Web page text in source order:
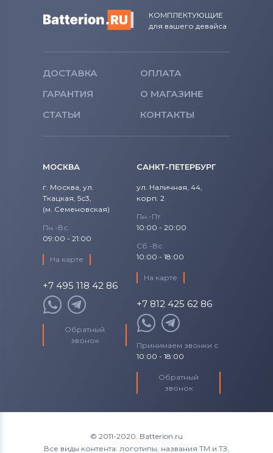
КОМПЛЕКТУЮЩИЕ
для вашего девайса
ДОСТАВКА
ОПЛАТА
ГАРАНТИЯ
О МАГАЗИНЕ
СТАТЬИ
КОНТАКТЫ
МОСКВА
г. Москва, ул.
Ткацкая, 5с3,
(м. Семеновская)
Пн.-Вс.
09:00 - 21:00
На карте
+7 495 118 42 86
Обратный
звонок
САНКТ-ПЕТЕРБУРГ
ул. Наличная, 44,
корп. 2
Пн.-Пт.
10:00 - 20:00
Сб.-Вс.
10:00 - 18:00
На карте
+7 812 425 62 86
Принимаем звонки с
10:00 - 18:00
Обратный
звонок
© 2011-2020. Batterion.ru
Все виды контента: логотипы, названия ТМ и ТЗ,